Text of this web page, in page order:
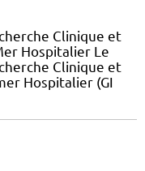
Clinique et
Hospitalier Le
Clinique et
Hospitalier (GI